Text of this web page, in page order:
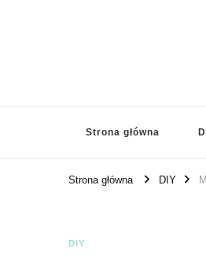
Strona główna
Strona główna DIY
DIY